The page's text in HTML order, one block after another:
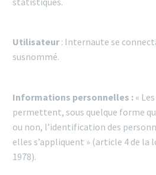
Utilisateur: Internaute se
susnommé.
Informations personnelles : «
permettent, sous quelque forme
ou non, l’identification des
elles s’appliquent » (article 4 de la
1978).